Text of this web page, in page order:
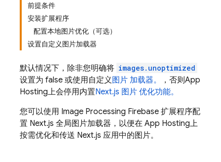
前提条件
安装扩展程序
配置本地图片优化（可选）
设置自定义图片加载器
默认情况下，除非您明确将 images.unoptimized
设置为 false 或使用自定义图片 加载器。 ，否则App
Hosting上会停用内置Next.js 图片 优化功能。
您可以使用 Image Processing Firebase 扩展程序配
置 Next.js 全局图片加载器，以便在 App Hosting上
按需优化和传送 Next.js 应用中的图片。